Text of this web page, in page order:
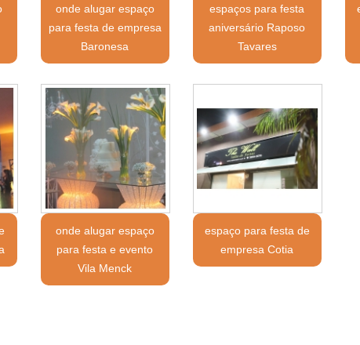
onde alugar espaço
para festa de empresa
Baronesa
espaços para festa
aniversário Raposo
Tavares
onde alugar espaço
para festa e evento
Vila Menck
espaço para festa de
empresa Cotia